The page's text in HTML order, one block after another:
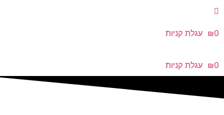
דלג
₪0 עגלת קניות
₪0 עגלת קניות